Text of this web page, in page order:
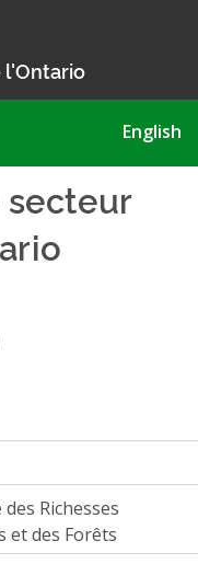
l'Ontario
English
Richesses
et des Forêts